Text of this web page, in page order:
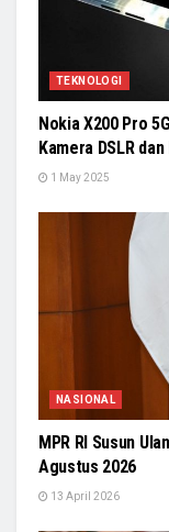
TEKNOLOGI
Nokia X200 Pro
Kamera DSLR
1 May 2025
NASIONAL
MPR RI Susun
Agustus 2026
13 April 2026